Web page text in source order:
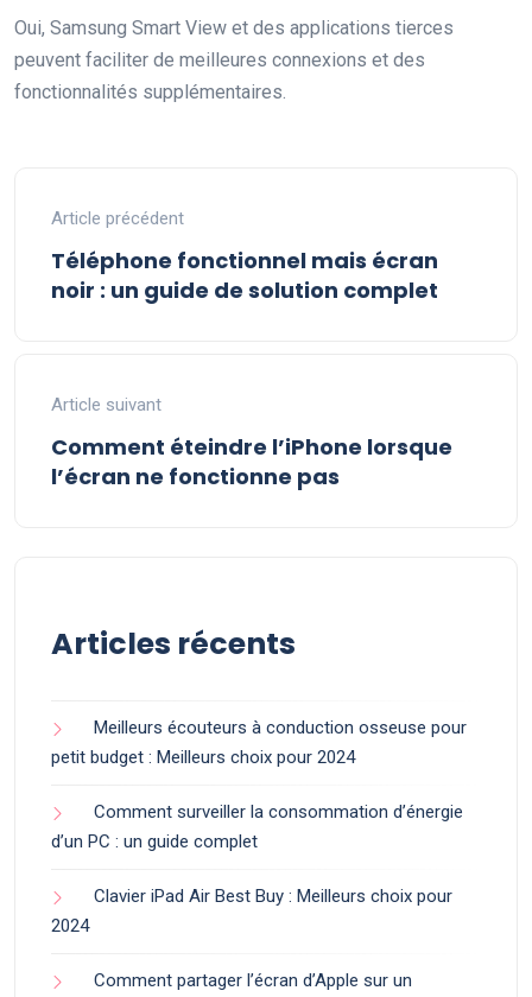
Oui, Samsung Smart View et des applications tierces
peuvent faciliter de meilleures connexions et des
fonctionnalités supplémentaires.
Article précédent
Téléphone fonctionnel mais écran
noir : un guide de solution complet
Article suivant
Comment éteindre l’iPhone lorsque
l’écran ne fonctionne pas
Articles récents
Meilleurs écouteurs à conduction osseuse pour
petit budget : Meilleurs choix pour 2024
Comment surveiller la consommation d’énergie
d’un PC : un guide complet
Clavier iPad Air Best Buy : Meilleurs choix pour
2024
Comment partager l’écran d’Apple sur un